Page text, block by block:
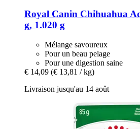
Royal Canin Chihuahua
g, 1.020 g
Mélange savoureux
Pour un beau pelage
Pour une digestion saine
€ 14,09 (€ 13,81 / kg)
Livraison jusqu'au 14 août